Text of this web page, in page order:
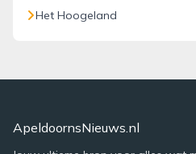
Het Hoogeland
ApeldoornsNieuws.nl